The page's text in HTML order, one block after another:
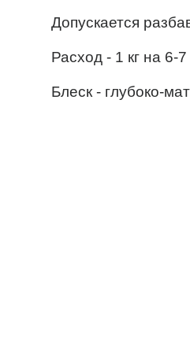
Допускается
Расход - 1 кг на 6-
Блеск - глубоко-